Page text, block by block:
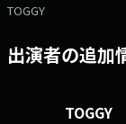
TOGGY
出演者の追加
TOGGY